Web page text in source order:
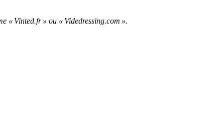
« Vinted.fr » ou « Videdressing.com ».